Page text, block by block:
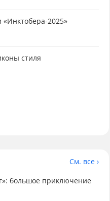
2025»
стиля
См. все ›
большое приключение